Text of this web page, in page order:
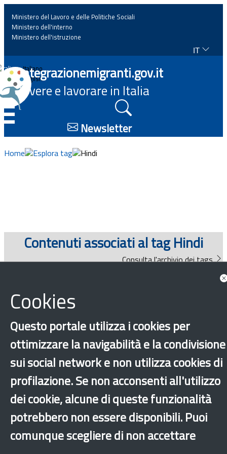
Home
News
Approfondimenti
Eventi
Documenti
Bandi
Guide
Ministero del Lavoro e delle Politiche Sociali
Ministero dell'interno
Ministero dell'istruzione
IT
Italiano
English
Integrazionemigranti.gov.it
Vivere e lavorare in Italia
Newsletter
Home Esplora tag Hindi
Contenuti associati al tag Hindi
Consulta l'archivio dei tags
Consulta tutte le news associate
Guide
Cookies
Questo portale utilizza i cookies per
ottimizzare la navigabilità e la condivisione
sui social network e non utilizza cookies di
profilazione. Se non acconsenti all'utilizzo
dei cookie, alcune di queste funzionalità
potrebbero non essere disponibili. Puoi
comunque scegliere di non accettare